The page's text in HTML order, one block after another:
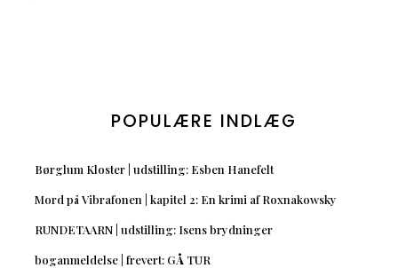
POPULÆRE INDLÆG
Børglum Kloster | udstilling: Esben Hanefelt
Mord på Vibrafonen | kapitel 2: En krimi af Roxnakowsky
RUNDETAARN | udstilling: Isens brydninger
boganmeldelse | frevert: GÅ TUR